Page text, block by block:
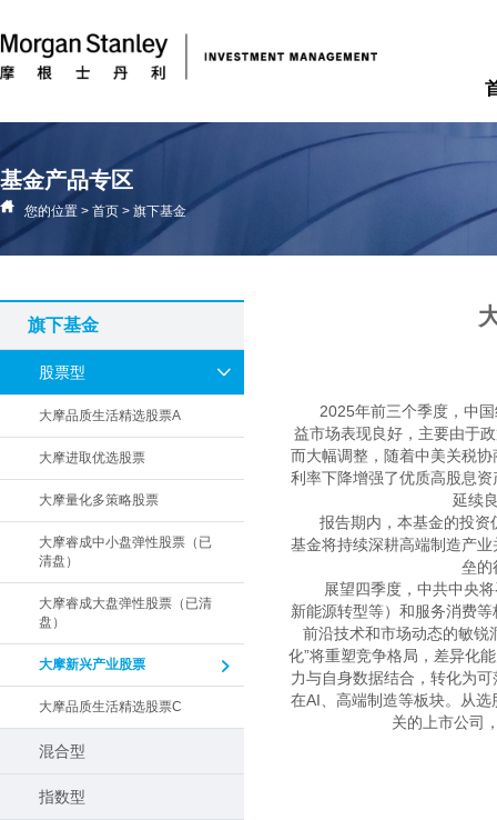
基金产品专区
您的位置 > 首页 > 旗下基金
旗下基金
股票型
大摩品质生活精选股票A
大摩进取优选股票
大摩量化多策略股票
大摩睿成中小盘弹性股票（已
清盘）
大摩睿成大盘弹性股票（已清
盘）
大摩新兴产业股票
大摩品质生活精选股票C
混合型
指数型
2025年前三个季度，中
益市场表现良好，主要由于
而大幅调整，随着中美关税
利率下降增强了优质高股息
延续
报告期内，本基金的投资仍
基金将持续深耕高端制造产
垒的
展望四季度，中共中央将
新能源转型等）和服务消费
前沿技术和市场动态的敏锐
化”将重塑竞争格局，差异化
力与自身数据结合，转化为
在AI、高端制造等板块。从
关的上市公司